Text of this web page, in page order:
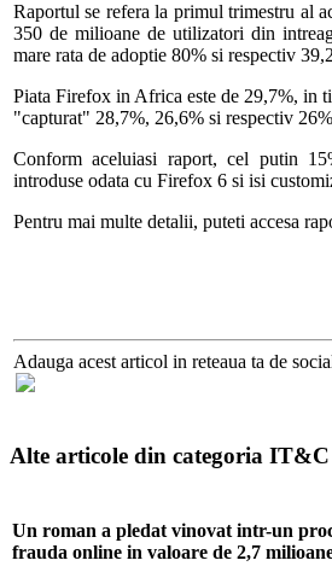
Raportul se refera la primul trimestru al
350 de milioane de utilizatori din
mare rata de adoptie 80% si respectiv
Piata Firefox in Africa este de 29,7%, in
"capturat" 28,7%, 26,6% si respectiv
Conform aceluiasi raport, cel putin
introduse odata cu Firefox 6 si isi
Pentru mai multe detalii, puteti accesa
Adauga acest articol in reteaua ta de
Alte articole din categoria IT&C
Un roman a pledat vinovat intr-un
frauda online in valoare de 2,7